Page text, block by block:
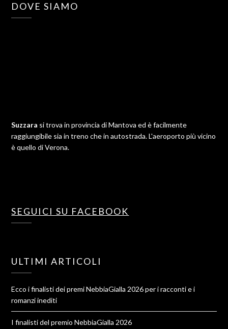
DOVE SIAMO
Suzzara si trova in provincia di Mantova ed è facilmente
raggiungibile sia in treno che in autostrada. L'aeroporto più vicino
è quello di Verona.
SEGUICI SU FACEBOOK
ULTIMI ARTICOLI
Ecco i finalisti dei premi NebbiaGialla 2026 per i racconti e i
romanzi inediti
I finalisti del premio NebbiaGialla 2026